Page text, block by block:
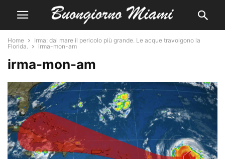
Home
Irma: dal mare il pericolo più grande. Le acque travolgono la
Florida.
irma-mon-am
irma-mon-am